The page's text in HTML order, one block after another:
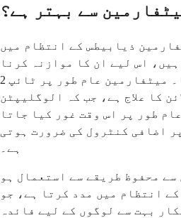
سے بہتر ہے؟
ذیابیطس کے انتظام میں
اس لیے ان کا موازنہ کرنا
ہمیشہ سیدھا نہیں ہوتا۔ میٹفارمین عام طور پر ٹائپ 2
کا علاج ہے، جب کہ الوگلیپٹن
طور پر اس وقت غور کیا جاتا
اضافی کنٹرول کی ضرورت ہوتی
ہے۔
محفوظ طریقے سے استعمال ہو
انتظام میں مدد کرتا ہے، جو
کے شکار بہت سے لوگوں کے لیے فائدہ